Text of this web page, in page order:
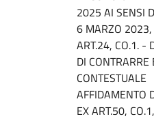
2025 AI SENSI
6 MARZO 2023,
ART.24, CO.1. -
DI CONTRARRE
CONTESTUALE
AFFIDAMENTO
EX ART.50,